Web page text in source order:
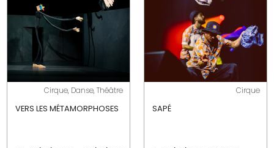
Cirque, Danse, Théâtre
VERS LES MÉTAMORPHOSES
Cirque
SAPÉ